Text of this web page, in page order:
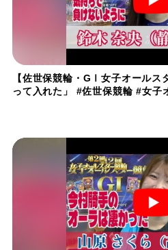
【佐世保競輪・GⅠ女子オールス
って入れた」 #佐世保競